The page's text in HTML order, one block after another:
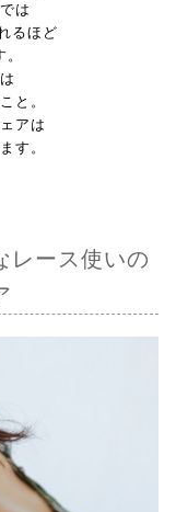
は
るほど
と。
アは
す。
レース使いの